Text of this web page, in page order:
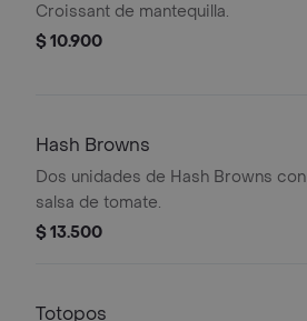
Croissant de mantequilla.
$ 10.900
Hash Browns
Dos unidades de Hash Browns con
salsa de tomate.
$ 13.500
Totopos